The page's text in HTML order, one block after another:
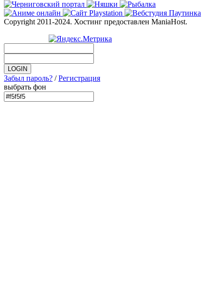
Copyright 2011-2024. Хостинг предоставлен ManiaHost.
Забыл пароль? /Регистрация
выбрать фон